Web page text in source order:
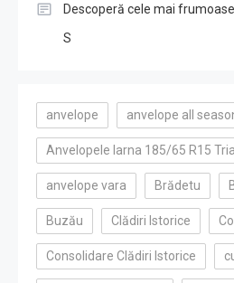
Descoperă cele mai
S
anvelope anvelope all
Anvelopele Iarna 185/65 R15
anvelope vara Brădetu
Buzău Clădiri Istorice
Consolidare Clădiri Istorice